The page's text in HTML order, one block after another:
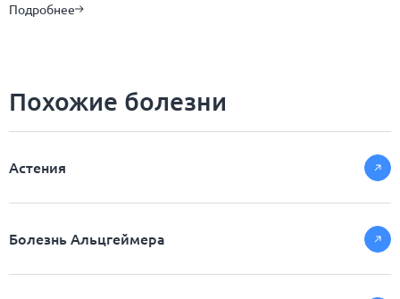
Подробнее
Похожие болезни
Астения
Болезнь Альцгеймера